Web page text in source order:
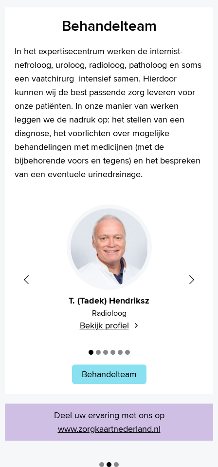
Behandelteam
In het expertisecentrum werken de internist-
nefroloog, uroloog, radioloog, patholoog en soms
een vaatchirurg intensief samen. Hierdoor
kunnen wij de best passende zorg leveren voor
onze patiënten. In onze manier van werken
leggen we de nadruk op: het stellen van een
diagnose, het voorlichten over mogelijke
behandelingen met medicijnen (met de
bijbehorende voors en tegens) en het bespreken
van een eventuele urinedrainage.
T. (Tadek) Hendriksz
Radioloog
Bekijk profiel
Behandelteam
Deel uw ervaring met ons op
www.zorgkaartnederland.nl